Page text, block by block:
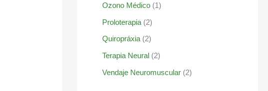
Ozono Médico(1)
Proloterapia(2)
Quiropráxia(2)
Terapia Neural(2)
Vendaje Neuromuscular(2)